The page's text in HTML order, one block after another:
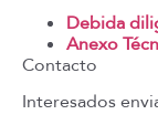
Debida
Anexo
Contacto
Interesados